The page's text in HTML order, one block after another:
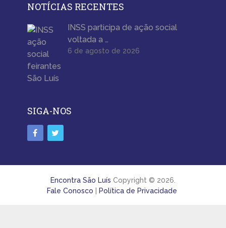
NOTÍCIAS RECENTES
INSS participa de ação social
voltada a …
6 de agosto de 2026
SIGA-NOS
Encontra São Luís Copyright © 2026.
Fale Conosco
Política de Privacidade